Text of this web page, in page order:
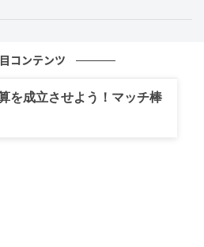
移動させて、左辺にある
コンテンツ
を成立させよう！マッチ棒